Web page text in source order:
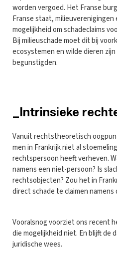
worden vergoed. Het Franse
Franse staat,
mogelijkheid om schadeclaims
Bij milieuschade moet dit bij
ecosystemen en wilde dieren
begunstigden.
_Intrinsieke
Vanuit rechtstheoretisch
men in Frankrijk niet al
rechtspersoon heeft verheven.
namens een niet-persoon? Is
rechtsobjecten? Zou het in
direct schade te claimen namens
Vooralsnog voorziet ons recent
die mogelijkheid niet. En blijft de
juridische wees.